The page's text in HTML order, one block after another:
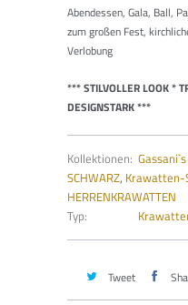
Abendessen, Gala, Ball,
zum großen Fest,
Verlobung
*** STILVOLLER LOOK *
DESIGNSTARK ***
Kollektionen:
SCHWARZ, Krawatten-
HERRENKRAWATTEN
Typ:
Tweet